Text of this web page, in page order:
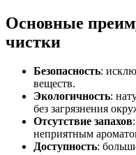
Основные
чистки
Безопасность:
веществ.
Экологичность:
без загрязнения
Отсутствие запахов
неприятным
Доступность: